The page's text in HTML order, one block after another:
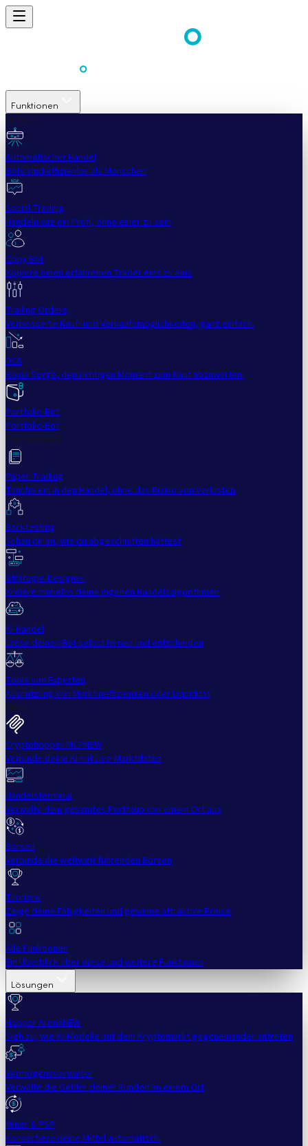
Funktionen
Einfach
Automatischer Handel
Bots sind effizienter als Menschen
Social Trading
Handeln wie ein Profi, ohne einer zu sein
Copy Bot
Kopiere einen erfahrenen Trader eins zu eins
Trailing Orders
Verbesserte Kauf- und Verkaufsmöglichkeiten, ganz einfach.
DCA
Keine Sorge, den richtigen Moment zum Kauf abzuwarten.
Portfolio-Bot
Portfolio-Bot
Professionell
Paper Trading
Tauche ein in den Handel, ohne das Risiko von Verlusten
Backtesting
Schau dir an, wie du abgeschnitten hättest
Strategie-Designer
Kreiere mühelos deine eigenen Handelsalgorithmen
KI-Handel
Lasse deinen Bot selbst lernen und entscheiden
Tools von Experten
Ausnutzung von Marktineffizienzen oder Liquidität
Mehr
Cryptohopper MCPNEW
Verbinde deine KI mit Live-Marktdaten
Handelsterminal
Verwalte dein gesamtes Portfolio von einem Ort aus
Börsen
Verbinde die weltweit führenden Börsen
Turniere
Zeige deine Fähigkeiten und gewinne attraktive Preise
Alle Funktionen
Ein Überblick über diese und weitere Funktionen
Lösungen
Hopper ArenaNEW
Sieh zu, wie KI-Modelle auf dem Kryptomarkt gegeneinander antreten
Vermögensverwalter
Verwalte die Gelder deiner Kunden an einem Ort
Miner & PSP
Konvertiere deine Mittel automatisch.